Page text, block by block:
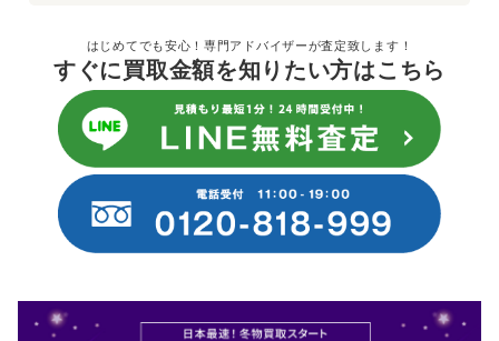
はじめてでも安心！専門アドバイザーが査定致します！
すぐに買取金額を知りたい方はこちら